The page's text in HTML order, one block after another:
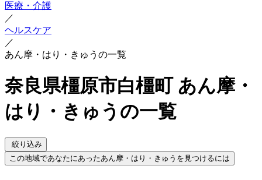
医療・介護
／
ヘルスケア
／
あん摩・はり・きゅうの一覧
奈良県橿原市白橿町 あん摩・
はり・きゅうの一覧
絞り込み
この地域であなたにあったあん摩・はり・きゅうを見つけるには